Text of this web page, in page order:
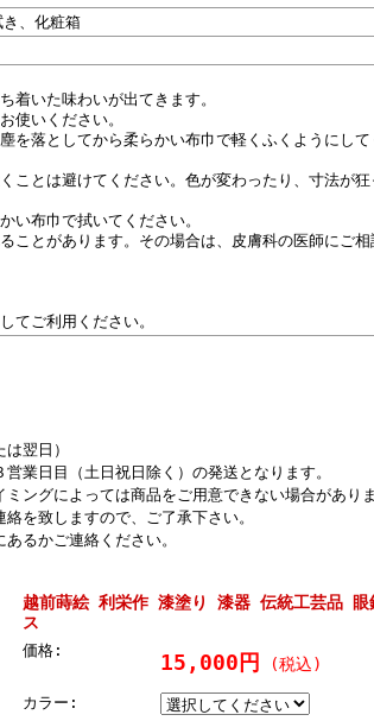
き、化粧箱
着いた味わいが出てきます。
使いください。
を落としてから柔らかい布巾で軽くふくようにして
ことは避けてください。色が変わったり、寸法が狂
い布巾で拭いてください。
ことがあります。その場合は、皮膚科の医師にご相
てご利用ください。
翌日）
業日目（土日祝日除く）の発送となります。
ングによっては商品をご用意できない場合がありま
を致しますので、ご了承下さい。
るかご連絡ください。
越前蒔絵 利栄作 漆塗り 漆器 伝統工芸品 眼
ス
価格: 15,000円 (税込)
カラー: